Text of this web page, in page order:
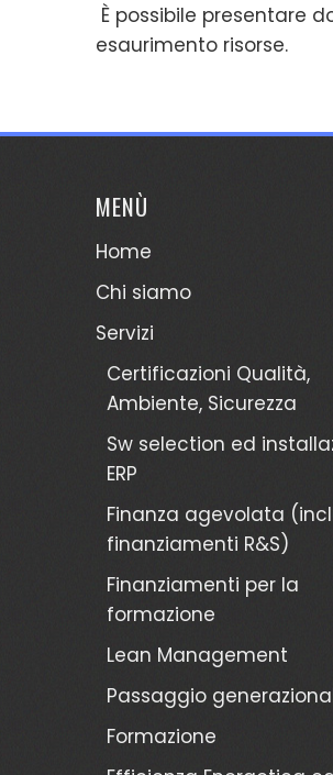
È possibile presentare
esaurimento risorse.
MENÙ
Home
Chi siamo
Servizi
Certificazioni Qualità,
Ambiente, Sicurezza
Sw selection ed
ERP
Finanza agevolata
finanziamenti R&S)
Finanziamenti per la
formazione
Lean Management
Passaggio
Formazione